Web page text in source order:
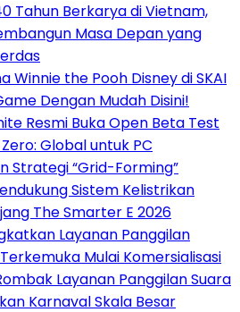
Tahun Berkarya di Vietnam,
Masa Depan yang
Winnie the Pooh Disney di SKAI
Dengan Mudah Disini!
Resmi Buka Open Beta Test
Global untuk PC
Strategi “Grid-Forming”
Sistem Kelistrikan
The Smarter E 2026
Layanan Panggilan
Mulai Komersialisasi
Layanan Panggilan Suara
Karnaval Skala Besar